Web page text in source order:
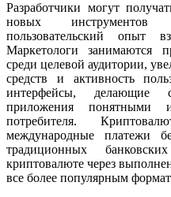
Разработчики могут
новых инструментов
пользовательский опыт
Маркетологи занимаются
среди целевой аудитории,
средств и активность
интерфейсы, делающие
приложения понятными
потребителя.
международные платежи
традиционных
криптовалюте через
все более популярным